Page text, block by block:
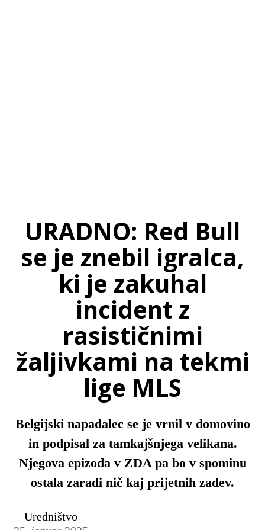
URADNO: Red Bull
se je znebil igralca,
ki je zakuhal
incident z
rasističnimi
žaljivkami na tekmi
lige MLS
Belgijski napadalec se je vrnil v domovino
in podpisal za tamkajšnjega velikana.
Njegova epizoda v ZDA pa bo v spominu
ostala zaradi nič kaj prijetnih zadev.
Uredništvo